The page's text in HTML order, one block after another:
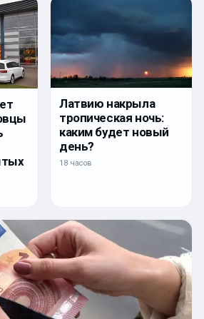
Латвию накрыла
тропическая ночь:
каким будет новый
день?
18 часов